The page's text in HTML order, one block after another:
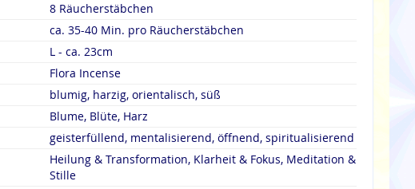
8 Räucherstäbchen
ca. 35-40 Min. pro Räucherstäbchen
L - ca. 23cm
Flora Incense
blumig, harzig, orientalisch, süß
Blume, Blüte, Harz
geisterfüllend, mentalisierend, öffnend, spiritualisierend
Heilung & Transformation, Klarheit & Fokus, Meditation &
Stille